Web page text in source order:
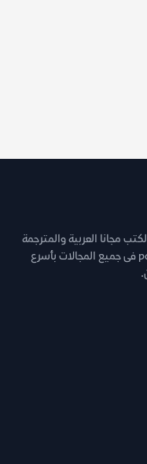
مجانا العربية والمترجمة
والروايات والقصص وغيرها من كتب مجانية pdf فى جميع المجالات بأسرع